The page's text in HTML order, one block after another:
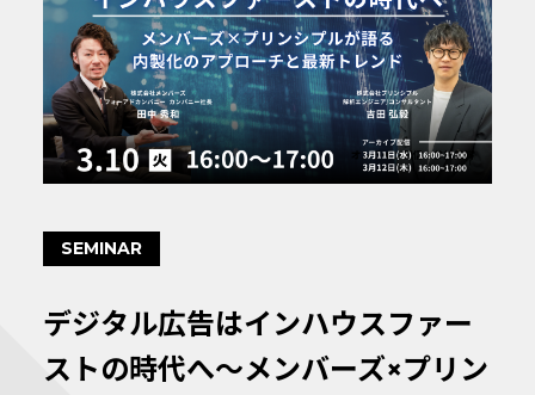
SEMINAR
デジタル広告はインハウスファー
ストの時代へ〜メンバーズ×プリン